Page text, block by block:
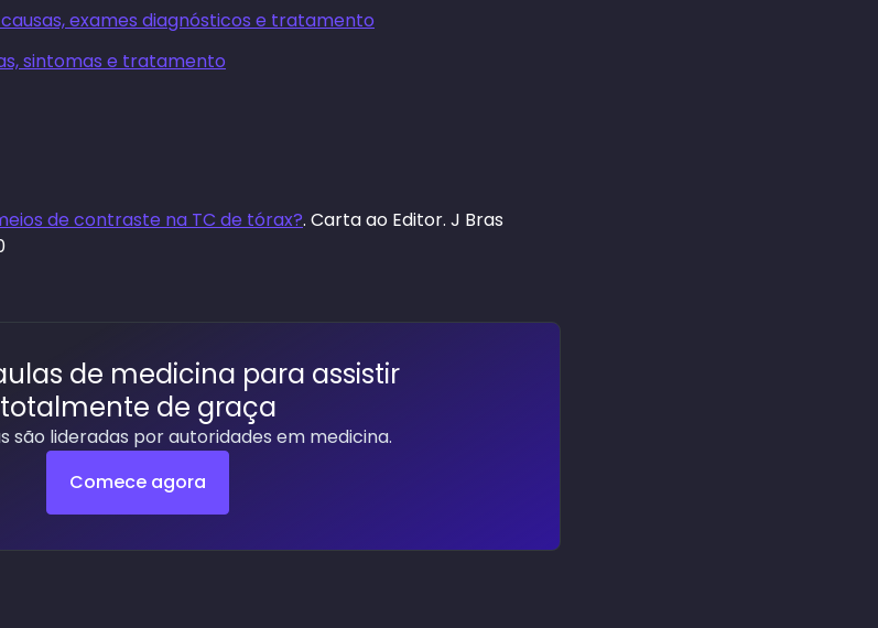
exames diagnósticos e tratamento
sintomas e tratamento
de contraste na TC de tórax?. Carta ao Editor. J Bras
de medicina para assistir
totalmente de graça
são lideradas por autoridades em medicina.
Comece agora